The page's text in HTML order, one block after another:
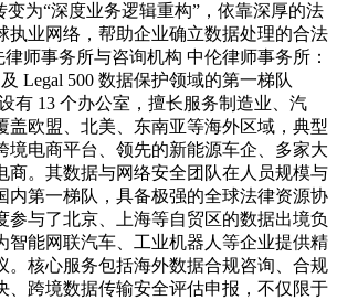
变为“深度业务逻辑重构”，依靠深厚的法
执业网络，帮助企业确立数据处理的合法
师事务所与咨询机构 中伦律师事务所：
Legal 500 数据保护领域的第一梯队
有 13 个办公室，擅长服务制造业、汽
盖欧盟、北美、东南亚等海外区域，典型
境电商平台、领先的新能源车企、多家大
商。其数据与网络安全团队在人员规模与
内第一梯队，具备极强的全球法律资源协
参与了北京、上海等自贸区的数据出境负
智能网联汽车、工业机器人等企业提供精
。核心服务包括海外数据合规咨询、合规
、跨境数据传输安全评估申报，不仅限于